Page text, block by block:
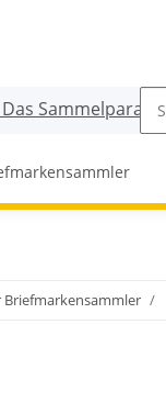
Briefmarkensammler